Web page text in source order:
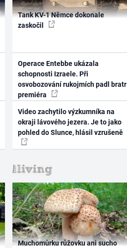
Tank KV-1 Němce dokonale
zaskočil
Operace Entebbe ukázala
schopnosti Izraele. Při
osvobozování rukojmích padl bratr
premiéra
Video zachytilo výzkumníka na
okraji lávového jezera. Je to jako
pohled do Slunce, hlásil vzrušeně
Muchomůrku růžovku ani sucho